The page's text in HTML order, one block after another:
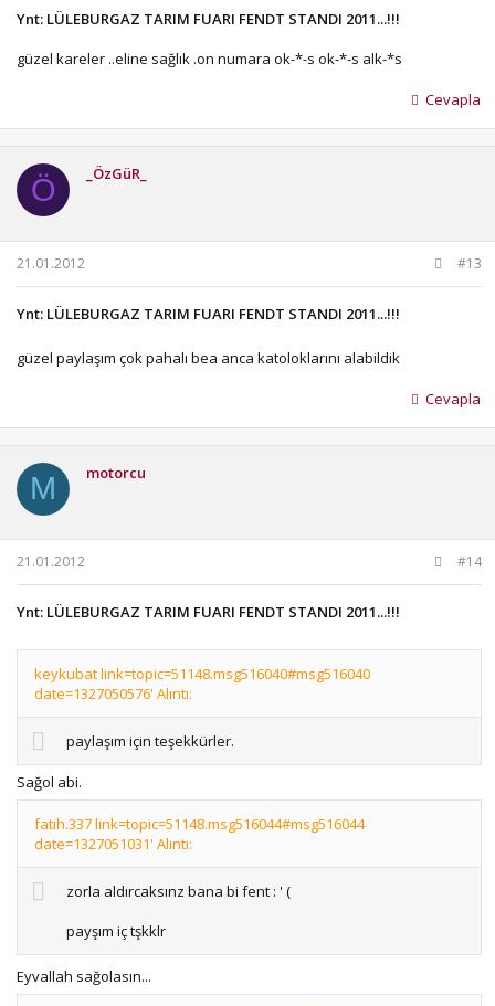
Ynt: LÜLEBURGAZ TARIM FUARI FENDT STANDI 2011...!!!
güzel kareler ..eline sağlık .on numara ok-*-s ok-*-s alk-*s
Cevapla
Ö _ÖzGüR_
21.01.2012 #13
Ynt: LÜLEBURGAZ TARIM FUARI FENDT STANDI 2011...!!!
güzel paylaşım çok pahalı bea anca katoloklarını alabildik
Cevapla
M motorcu
21.01.2012 #14
Ynt: LÜLEBURGAZ TARIM FUARI FENDT STANDI 2011...!!!
keykubat link=topic=51148.msg516040#msg516040
date=1327050576' Alıntı:
paylaşım için teşekkürler.
Sağol abi.
fatih.337 link=topic=51148.msg516044#msg516044
date=1327051031' Alıntı:
zorla aldırcaksınz bana bi fent : ' (
payşım iç tşkklr
Eyvallah sağolasın...